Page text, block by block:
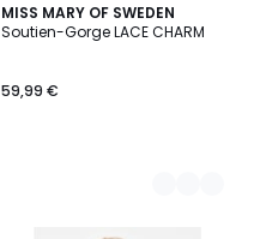
MISS MARY OF SWEDEN
Soutien-Gorge LACE CHARM
59,99 €
3
Couleurs